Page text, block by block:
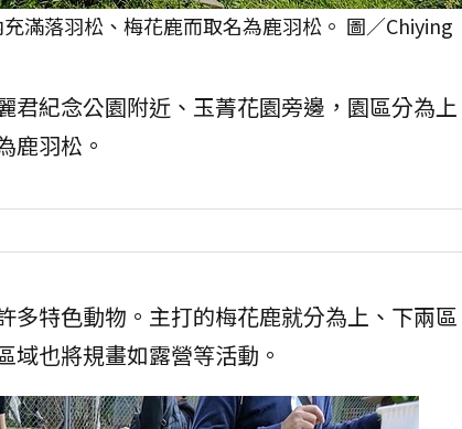
滿落羽松、梅花鹿而取名為鹿羽松。 圖／Chiying
君紀念公園附近、玉菁花園旁邊，園區分為
鹿羽松。
多特色動物。主打的梅花鹿就分為上、下兩
域也將規畫如露營等活動。